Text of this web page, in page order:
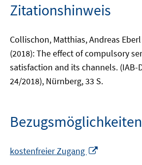
Zitationshinweis
Collischon, Matthias, Andreas
(2018): The effect of compulsory
satisfaction and its channels. (IAB-
24/2018), Nürnberg, 33 S.
Bezugsmöglichkeiten
kostenfreier Zugang